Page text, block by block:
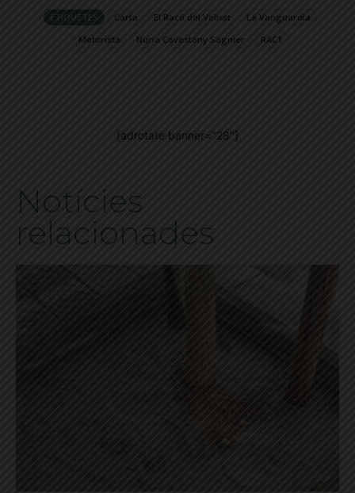
ETIQUETES Carta El Racó del Veïnat
La Vanguardia
Motorista
Nuria Cavestany Sagnier RAC1
[adrotate banner="28"]
Notícies
relacionades